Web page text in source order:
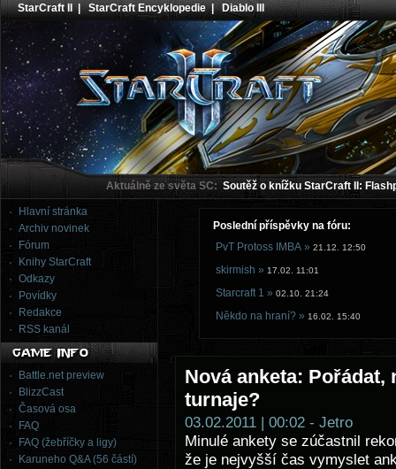
StarCraft II |StarCraft Encyklopedie|Diablo III
Aktuálně ze světa SC: Soutěž o knížku StarCraft II:
Hlavní stránka
Archiv novinek
Fórum
Knihy StarCraft
Odkazy
Povídky
Redakce
RSS kanál
Battle.net preview
BlizzCast
Časová osa
FAQ
FAQ (žebříčky a ligy)
Karuneho Q&A (56 částí)
Poslední příspěvky na fóru:
PvT Protoss IMBA » 21.12. 12:50
skirmish » 17.02. 11:01
Starcraft 1 » 02.10. 21:24
Někdo na hraní? » 16.02. 15:40
Nová anketa:
turnaje?
03.02.2011 | 00:02 - Jetro
Minulé ankety se zúčastnil
že je nejvyšší čas vymyslet